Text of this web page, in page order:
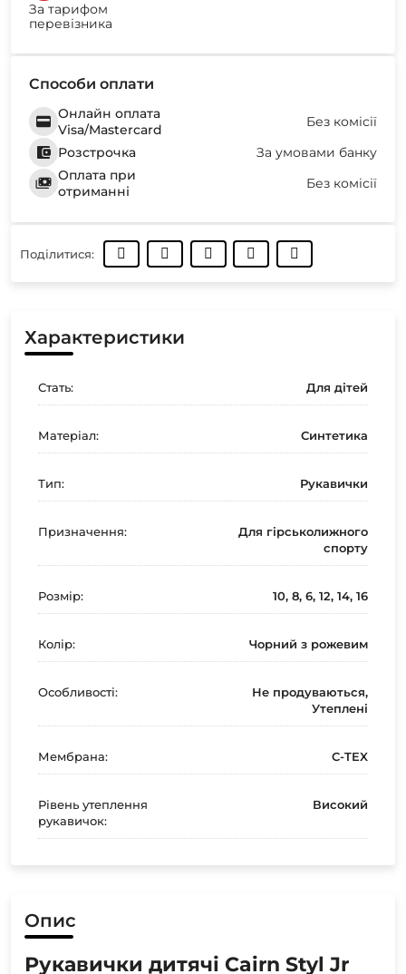
За тарифом
перевізника
Способи оплати
Онлайн оплата
Visa/Mastercard
Без комісії
Розстрочка
За умовами банку
Оплата при
отриманні
Без комісії
Поділитися:
Характеристики
Стать: Для дітей
Матеріал: Синтетика
Тип: Рукавички
Призначення:
Для гірськолижного
спорту
Розмір: 10, 8, 6, 12, 14, 16
Колір: Чорний з рожевим
Особливості:
Не продуваються,
Утеплені
Мембрана: C-TEX
Рівень утеплення
рукавичок:
Високий
Опис
Рукавички дитячі Cairn Styl Jr